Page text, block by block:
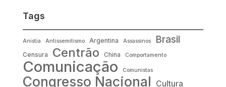
Tags
Anistia Antissemitismo Argentina Assassinos Brasil
Censura Centrão China Comportamento
Comunicação Comunistas
Congresso Nacional Cultura